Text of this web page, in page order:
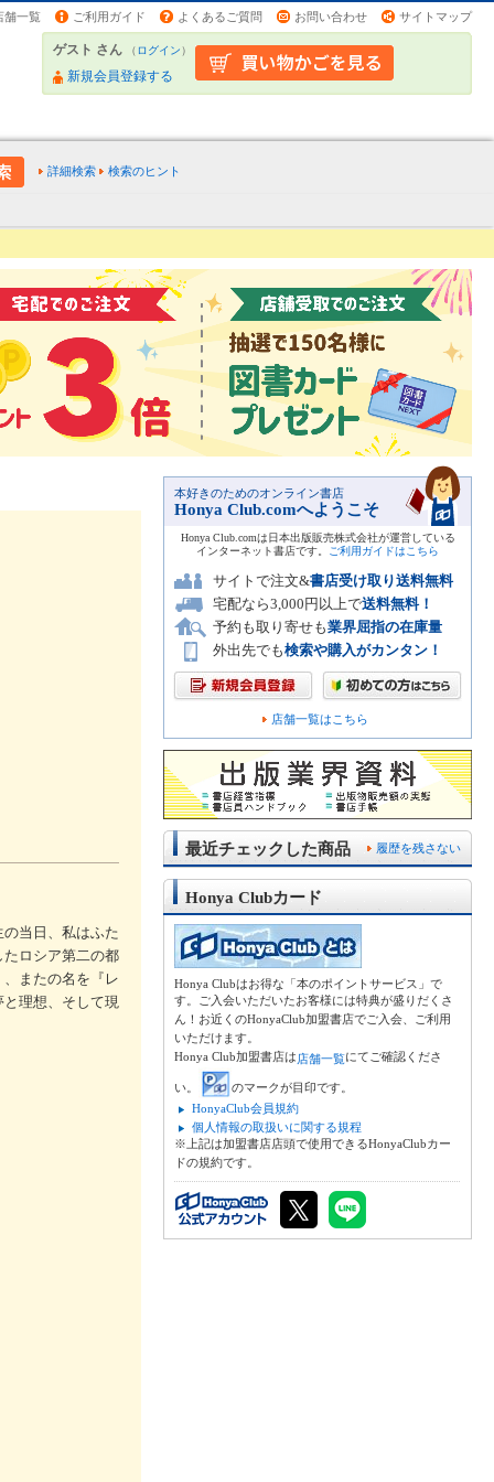
舗一覧 ご利用ガイド よくあるご質問 お問い合わせ サイトマップ
ゲスト さん （ログイン）
新規会員登録する
詳細検索 検索のヒント
当日、私はふた
ロシア第二の都
またの名を『レ
理想、そして現
本好きのためのオンライン書店
Honya Club.comへようこそ
Honya Club.comは日本出版販売株式会社が運営している
インターネット書店です。
ご利用ガイドはこちら
サイトで注文&書店受け取り送料無料
宅配なら3,000円以上で送料無料！
予約も取り寄せも業界屈指の在庫量
外出先でも検索や購入がカンタン！
店舗一覧はこちら
履歴を残さない
最近チェックした商品
Honya Clubカード
Honya Clubはお得な「本のポイントサービス」で
す。ご入会いただいたお客様には特典が盛りだくさ
ん！お近くのHonyaClub加盟書店でご入会、ご利用
いただけます。
Honya Club加盟書店は店舗一覧にてご確認くださ
い。
のマークが目印です。
HonyaClub会員規約
個人情報の取扱いに関する規程
※上記は加盟書店店頭で使用できるHonyaClubカー
ドの規約です。